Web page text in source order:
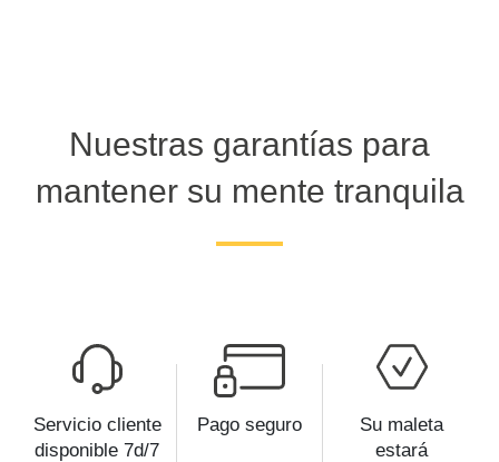
Nuestras garantías para
mantener su mente tranquila
Servicio cliente
disponible 7d/7
Pago seguro
Su maleta
estará